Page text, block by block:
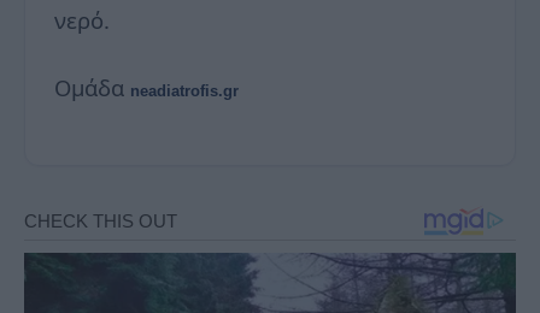
νερό.
Ομάδα neadiatrofis.gr